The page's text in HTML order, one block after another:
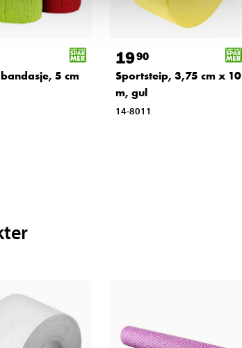
5 cm
1990
Sportsteip, 3,75 cm x 10
m, gul
14-8011